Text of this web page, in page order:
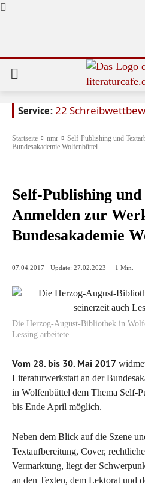
Service:22
Startseite nmr
Self-Publishing und
Bundesakademie Wolfenbüttel
Self-Publishing
Anmelden zur
Bundesakademie
07.04.2017 Update: 27.02.2023 1 Min.
Die Herzog-August-Bibliothek in
Lessing arbeitete.
Vom 28. bis 30. Mai 2017
Literaturwerkstatt an der
in Wolfenbüttel dem Thema Self-
bis Ende April möglich.
Neben dem Blick auf die Szene
Textaufbereitung, Cover,
Vermarktung, liegt der
an den Texten, dem Lektorat und